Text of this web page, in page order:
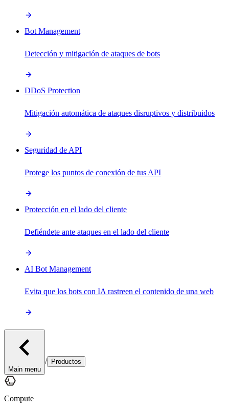
Bot Management
Detección y mitigación de ataques de bots
DDoS Protection
Mitigación automática de ataques disruptivos y distribuidos
Seguridad de API
Protege los puntos de conexión de tus API
Protección en el lado del cliente
Defiéndete ante ataques en el lado del cliente
AI Bot Management
Evita que los bots con IA rastreen el contenido de una web
Main menu
/ Productos
Compute